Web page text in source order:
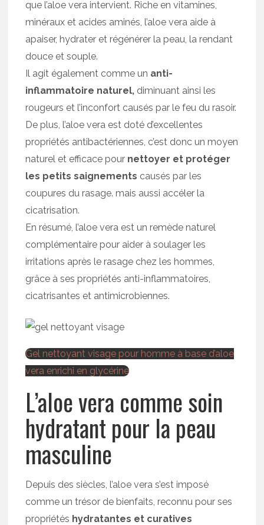
que l’aloe vera intervient. Riche en vitamines,
minéraux et acides aminés, l’aloe vera aide à
apaiser, hydrater et régénérer la peau, la rendant
douce et souple.
Il agit également comme un anti-
inflammatoire naturel, diminuant ainsi les
rougeurs et l’inconfort causés par le feu du rasoir.
De plus, l’aloe vera est doté d’excellentes
propriétés antibactériennes, c’est donc un moyen
naturel et efficace pour nettoyer et protéger
les petits saignements causés par les
coupures du rasage. mais aussi accéler la
cicatrisation.
En résumé, l’aloe vera est un remède naturel
complémentaire pour aider à soulager les
irritations après le rasage chez les hommes,
grâce à ses propriétés anti-inflammatoires,
cicatrisantes et antimicrobiennes.
Gel nettoyant visage pour homme à base d’aloe
vera enrichi en glycérine
L’aloe vera comme soin
hydratant pour la peau
masculine
Depuis des siècles, l’aloe vera s’est imposé
comme un trésor de bienfaits, reconnu pour ses
propriétés hydratantes et curatives